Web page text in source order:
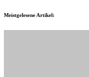
Meistgelesene Artikel: